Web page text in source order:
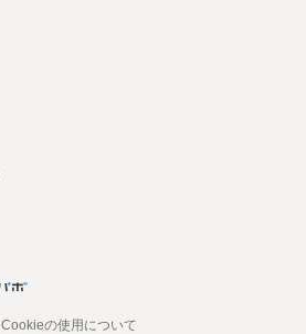
Cookieの使用について